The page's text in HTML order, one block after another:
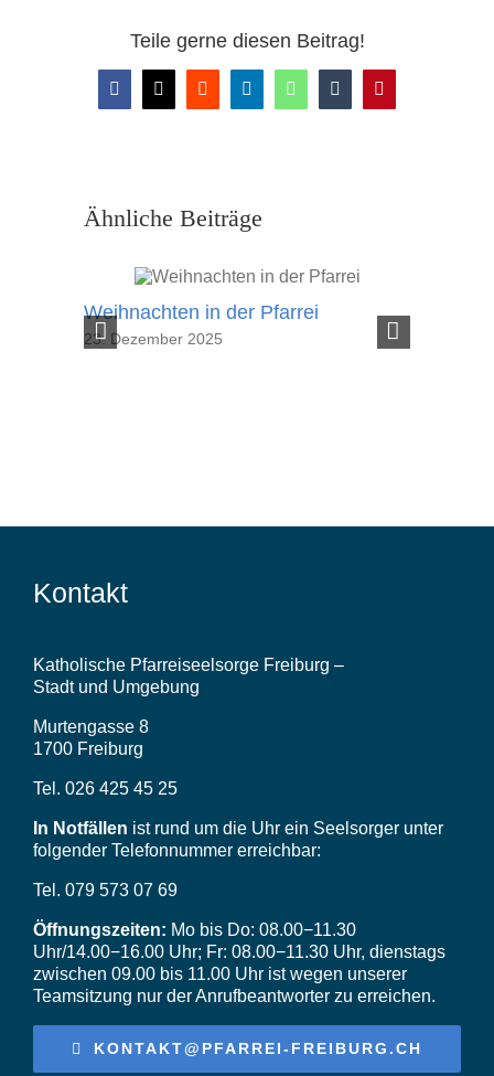
Teile gerne diesen Beitrag!
Facebook
X RedditLinkedInWhatsAppTumblrPinterest
Ähnliche Beiträge
Weihnachten in der Pfarrei
23. Dezember 2025
Kontakt
Katholische Pfarreiseelsorge Freiburg –
Stadt und Umgebung
Murtengasse 8
1700 Freiburg
Tel. 026 425 45 25
In Notfällen ist rund um die Uhr ein Seelsorger unter
folgender Telefonnummer erreichbar:
Tel. 079 573 07 69
Öffnungszeiten: Mo bis Do: 08.00−11.30
Uhr/14.00−16.00 Uhr; Fr: 08.00−11.30 Uhr, dienstags
zwischen 09.00 bis 11.00 Uhr ist wegen unserer
Teamsitzung nur der Anrufbeantworter zu erreichen.
KONTAKT@PFARREI-FREIBURG.CH